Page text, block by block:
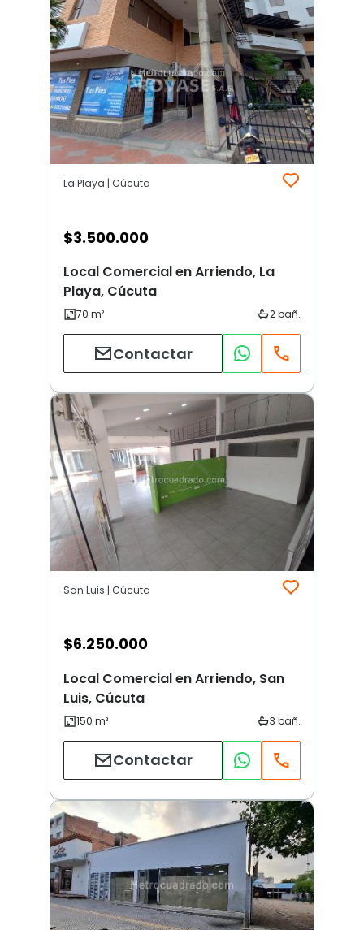
La Playa | Cúcuta
$3.500.000
Local Comercial en Arriendo, La
Playa, Cúcuta
Contactar
San Luis | Cúcuta
$6.250.000
Local Comercial en Arriendo, San
Luis, Cúcuta
Contactar